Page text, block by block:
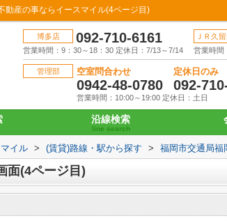
動産の事ならイースマイル(4ページ目)
博多店 092-710-6161
営業時間：9：30～18：30 定休日：7/13～7/14
ＪＲ久
営業時間
管理部 空室問合わせ
0942-48-0780
定休日のみ
092-
営業時間：10:00～19:00 定休日：土日
沿線検索
line search
イル > (賃貸)路線・駅から探す > 福岡市交通局福
面(4ページ目)